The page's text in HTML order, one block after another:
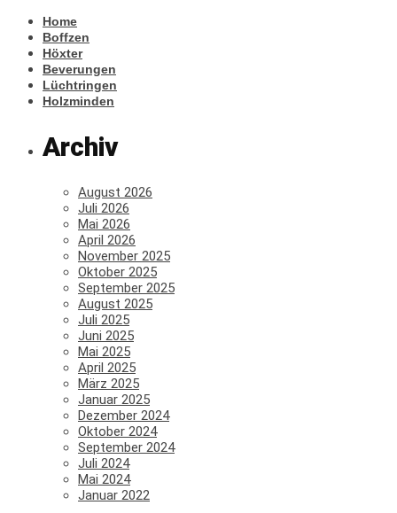
Home
Boffzen
Höxter
Beverungen
Lüchtringen
Holzminden
Archiv
August 2026
Juli 2026
Mai 2026
April 2026
November 2025
Oktober 2025
September 2025
August 2025
Juli 2025
Juni 2025
Mai 2025
April 2025
März 2025
Januar 2025
Dezember 2024
Oktober 2024
September 2024
Juli 2024
Mai 2024
Januar 2022